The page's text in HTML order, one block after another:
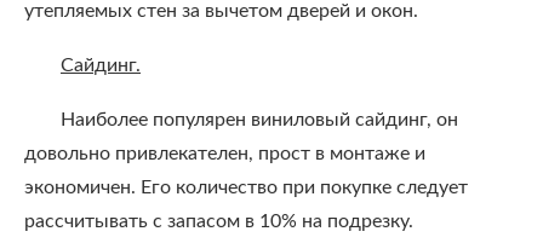
утепляемых стен за вычетом дверей и окон.
Сайдинг.
Наиболее популярен виниловый сайдинг, он
довольно привлекателен, прост в монтаже и
экономичен. Его количество при покупке следует
рассчитывать с запасом в 10% на подрезку.